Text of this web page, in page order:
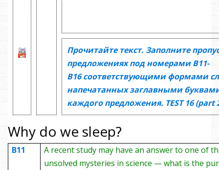
Прочитайте текст. Заполните
предложениях под номерамиВ11-
В16соответствующими формами
напечатанных заглавными
каждого предложения. TEST16(part
Why do we sleep?
B11
A recent study may have an answer to one of
unsolved mysteries in science — what is the